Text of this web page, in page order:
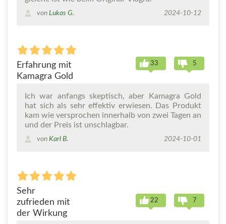
von Lukas G. 2024-10-12
Erfahrung mit
Kamagra Gold
33 5
Ich war anfangs skeptisch, aber Kamagra Gold
hat sich als sehr effektiv erwiesen. Das Produkt
kam wie versprochen innerhalb von zwei Tagen an
und der Preis ist unschlagbar.
von Karl B. 2024-10-01
Sehr
zufrieden mit
der Wirkung
22 7